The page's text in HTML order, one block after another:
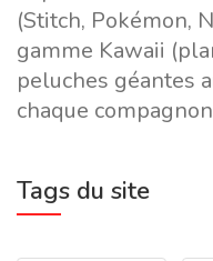
(Stitch, Pokémon,
gamme Kawaii
peluches géantes
chaque
Tags du site